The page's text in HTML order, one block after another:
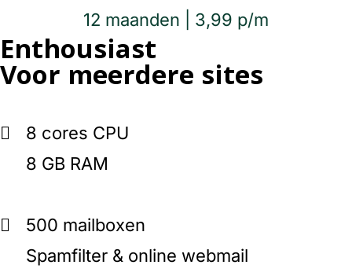
12 maanden | 3,99 p/m
Enthousiast
Voor meerdere sites
8 cores CPU
8 GB RAM
500 mailboxen
Spamfilter & online webmail